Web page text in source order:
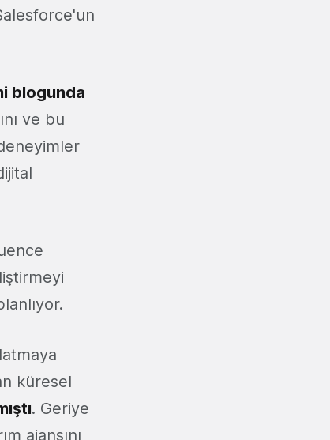
blogunda
ve bu
küresel
. Geriye
ajansını